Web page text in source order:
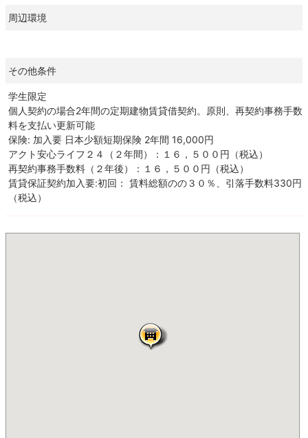
周辺環境
その他条件
学生限定
個人契約の場合2年間の定期建物賃貸借契約。原則、再契約事務手数
料を支払い更新可能
保険: 加入要 日本少額短期保険 2年間 16,000円
アクト安心ライフ２４（２年間）：１６，５００円（税込）
再契約事務手数料（２年後）：１６，５００円（税込）
賃貸保証契約加入要:初回： 賃料総額のの３０％、引落手数料330円
（税込）